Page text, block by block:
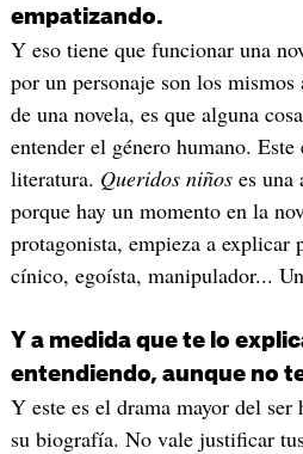
empatizando.
Y eso tiene que funcionar una
por un personaje son los
de una novela, es que alguna
entender el género humano.
literatura. Queridos niñoses una
porque hay un momento en la
protagonista, empieza a explicar
cínico, egoísta, manipulador...
Y a medida que te lo
entendiendo, aunque no
Y este es el drama mayor del ser
su biografía. No vale justificar